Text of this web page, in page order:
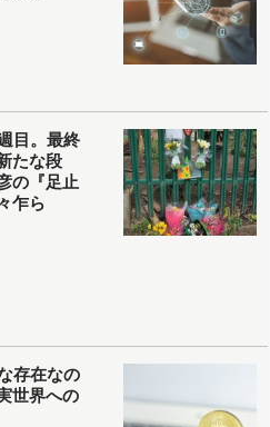
目。最終
たな段
の『足止
乍ら
存在なの
世界への